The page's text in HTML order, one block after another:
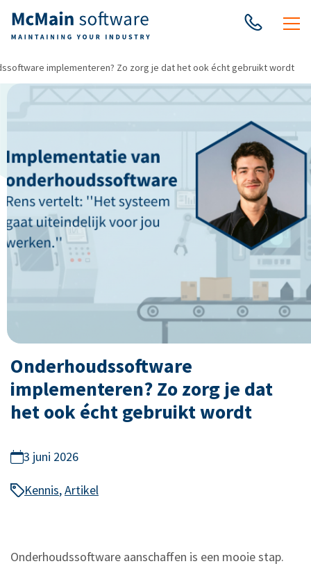
implementeren? Zo zorg je dat het ook écht gebruikt wordt
Onderhoudssoftware
implementeren? Zo zorg je dat
het ook écht gebruikt wordt
3 juni 2026
Kennis,Artikel
Onderhoudssoftware aanschaffen is een mooie stap.